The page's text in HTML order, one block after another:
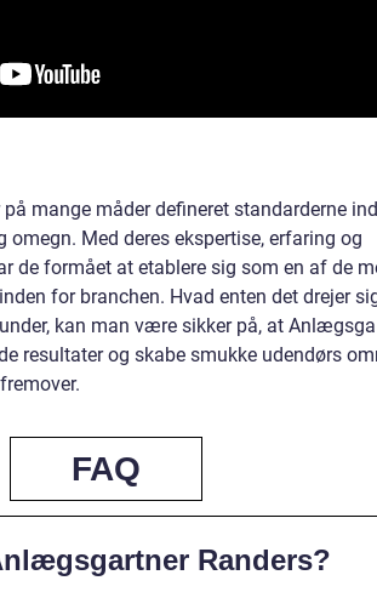
mange måder defineret standarderne
Med deres ekspertise, erfaring og
de formået at etablere sig som en af de
for branchen. Hvad enten det drejer
kan man være sikker på, at
resultater og skabe smukke udendørs
FAQ
Randers?